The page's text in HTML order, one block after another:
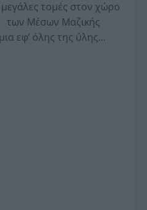
μεγάλες τομές στον χώρο
των Μέσων Μαζικής
εφ’ όλης της ύλης